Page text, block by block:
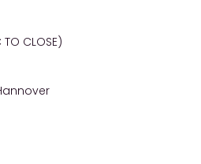
TO CLOSE)